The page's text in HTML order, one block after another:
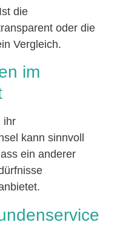
die
oder die
Vergleich.
im
ihr
kann sinnvoll
ein anderer